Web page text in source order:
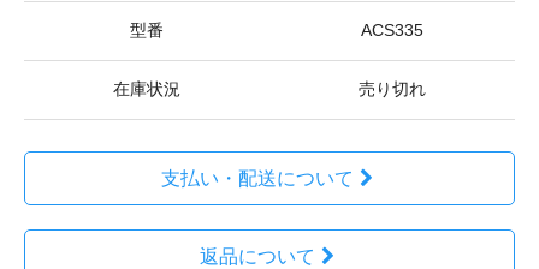
型番 ACS335
在庫状況 売り切れ
支払い・配送について
返品について